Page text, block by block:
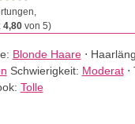
4,80von 5)
Blonde Haare⋅
Schwierigkeit: Moderat⋅
Tolle